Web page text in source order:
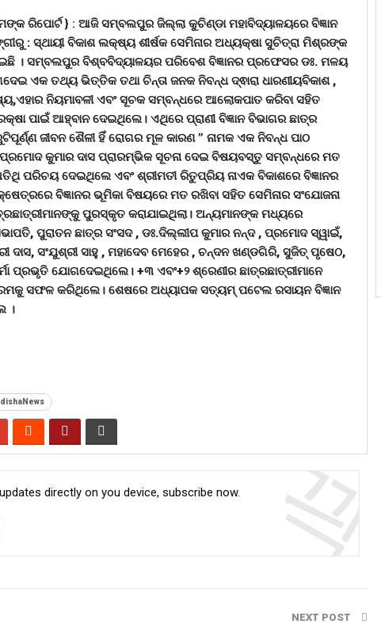
ରିପୋର୍ଟ } : ଆଜି ସମ୍ବଲପୁର ଜିଲ୍ଲା କୁଚିଣ୍ଡା ମହାବିଦ୍ୟାଳୟରେ ବିଜ୍ଞାନ
: ସ୍ଥାୟୀ ବିକାଶ ଲକ୍ଷ୍ୟ ଶୀର୍ଷକ ସେମିନାର ଅଧ୍ୟକ୍ଷା ସୁଚିତ୍ରା ମିଶ୍ରଙ୍କ
। ସମ୍ବଲପୁର ବିଶ୍ବବିଦ୍ୟାଳୟର ପରିବେଶ ବିଜ୍ଞାନର ପ୍ରଫେସର ଡଃ. ମଳୟ
ଏକ ତଥ୍ୟ ଭିତ୍ତିକ ତଥା ଚିନ୍ତା ଜନକ ନିବନ୍ଧ ଦ୍ଵାରା ଧାରଣୀୟବିକାଶ ,
ନିୟମାବଳୀ ଏବଂ ସୂଚକ ସମ୍ବନ୍ଧରେ ଆଲୋକପାତ କରିବା ସହିତ
ପାଇଁ ଆହ୍ବାନ ଦେଇଥିଲେ। ଏଥିରେ ପ୍ରାଣୀ ବିଜ୍ଞାନ ବିଭାଗର ଛାତ୍ର
ଜୀବନ ଶୈଳୀ ହିଁ ରୋଗର ମୂଳ କାରଣ ” ନାମକ ଏକ ନିବନ୍ଧ ପାଠ
କୁମାର ଦାସ ପ୍ରାରମ୍ଭିକ ସୂଚନା ଦେଇ ବିଷୟବସ୍ତୁ ସମ୍ବନ୍ଧରେ ମତ
ପରିଚୟ ଦେଇଥିଲେ ଏବଂ ଶ୍ରୀମତୀ ରିତୁପ୍ରିୟ ନାଏକ ବିକାଶରେ ବିଜ୍ଞାନର
ବିଜ୍ଞାନର ଭୂମିକା ବିଷୟରେ ମତ ରଖିବା ସହିତ ସେମିନାର ସଂଯୋଜନା
ପୁରସ୍କୃତ କରାଯାଇଥିଲା। ଅନ୍ୟମାନଙ୍କ ମଧ୍ୟରେ
ପୁରାତନ ଛାତ୍ର ସଂସଦ , ଡଃ.ଦିଲ୍ଲୀପ କୁମାର ନନ୍ଦ , ପ୍ରମୋଦ ସ୍ୱାଇଁ,
ଦାସ, ସଂଯୁଶ୍ରୀ ସାହୁ , ମହାଦେବ ମେହେର , ଚନ୍ଦନ ଖଣ୍ଡଗିରି, ସୁଜିତ୍ ପୃଷେଠ,
ପ୍ରଭୃତି ଯୋଗଦେଇଥିଲେ। +୩ ଏବଂ+୨ ଶ୍ରେଣୀର ଛାତ୍ରଛାତ୍ରୀମାନେ
ସଫଳ କରିଥିଲେ। ଶେଷରେ ଅଧ୍ୟାପକ ସତ୍ୟମ୍ ପଟେଲ ରସାୟନ ବିଜ୍ଞାନ
।
directly on you device, subscribe now.
NEXT POST